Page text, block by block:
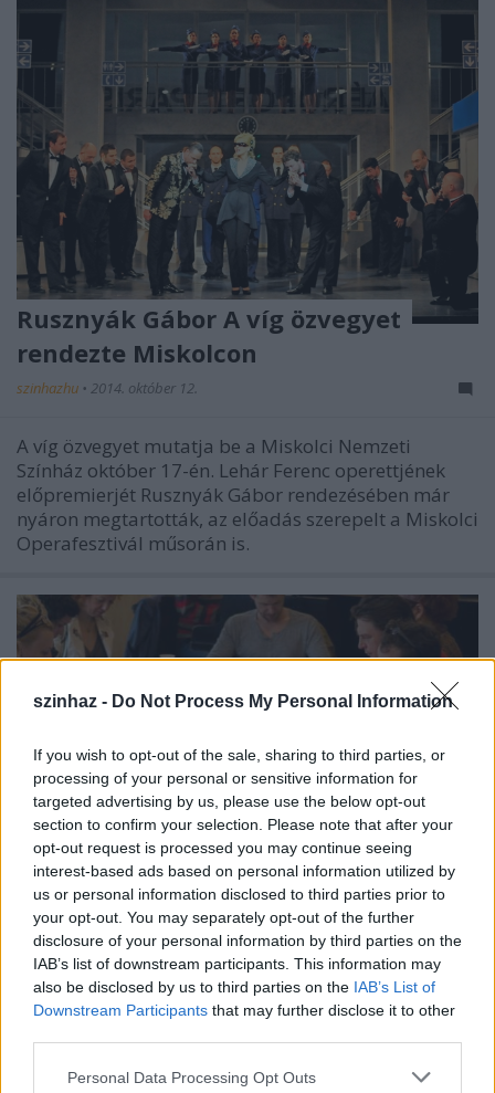
szinhaz - Do Not Process My Personal Information
If you wish to opt-out of the sale, sharing to third parties, or
processing of your personal or sensitive information for
targeted advertising by us, please use the below opt-out
section to confirm your selection. Please note that after your
opt-out request is processed you may continue seeing
interest-based ads based on personal information utilized by
us or personal information disclosed to third parties prior to
your opt-out. You may separately opt-out of the further
disclosure of your personal information by third parties on the
IAB’s list of downstream participants. This information may
also be disclosed by us to third parties on the IAB’s List of
Downstream Participants that may further disclose it to other
Please note that this website/app uses one or more Google
Personal Data Processing Opt Outs
Rusznyák Gábor A víg özvegyet
rendezte Miskolcon
szinhazhu • 2014. október 12.
A víg özvegyet mutatja be a Miskolci Nemzeti
Színház október 17-én. Lehár Ferenc operettjének
előpremierjét Rusznyák Gábor rendezésében már
nyáron megtartották, az előadás szerepelt a Miskolci
Operafesztivál műsorán is.
A víg özveggyel zárul az évad
Miskolcon
szinhazhu•2014. május 25.
Miskolci Nemzeti Színházban: A víg özvegy című